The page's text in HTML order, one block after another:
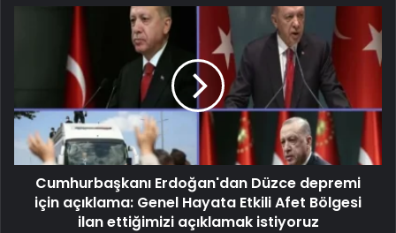
Cumhurbaşkanı Erdoğan'dan Düzce depremi
için açıklama: Genel Hayata Etkili Afet Bölgesi
ilan ettiğimizi açıklamak istiyoruz